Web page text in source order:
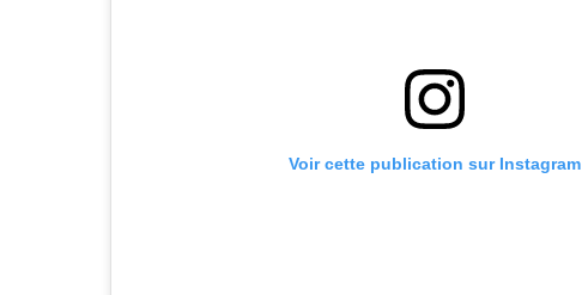
Voir cette publication sur Instagram